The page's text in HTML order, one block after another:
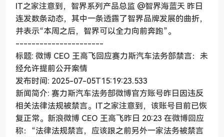
IT之家注意到，智界系列产品总监 @智界海蓝天 昨日
连发数条动态，其中一条透露了智界品牌发展的曲折，
并表示“本周之后，智界可以全力向前奔跑”。
----------------------
标题: 微博 CEO 王高飞回应赛力斯汽车法务部禁言：未
经允许提前公开案情
发布时间: 2025-07-05T15:19:23.533
新闻简介: 赛力斯汽车法务部微博官方账号昨日因违反
相关法律法规被禁言。IT之家注意到，该账号目前已恢
复正常。新浪微博 CEO 王高飞昨日 20:23 在微博回应
称：“法律法规禁言，应该跟之前另外一家法务被禁言